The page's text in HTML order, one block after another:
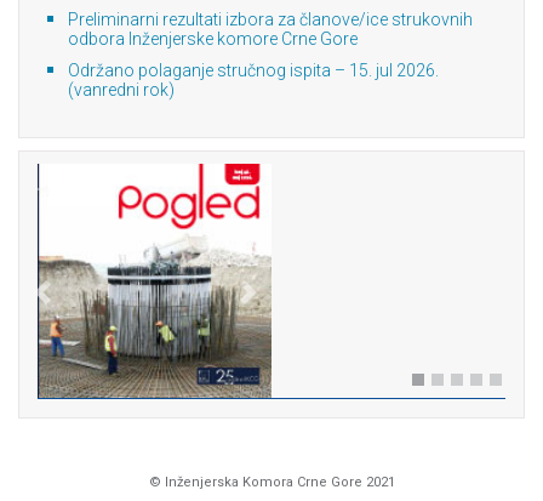
Preliminarni rezultati izbora za članove/ice strukovnih
odbora Inženjerske komore Crne Gore
Održano polaganje stručnog ispita – 15. jul 2026.
(vanredni rok)
Previous Next
© Inženjerska Komora Crne Gore 2021